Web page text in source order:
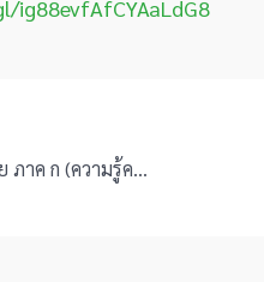
ig88evfAfCYAaLdG8
สพป.บุรีรัมย์ เขต 4 จัดสอบแข่งขันตำแหน่ง ครูผู้ช่วย ภาค ก (ความรู้ความสามารถทั่วไป) สนามสอบโรงเรียนอนุบาลพุทไธสง